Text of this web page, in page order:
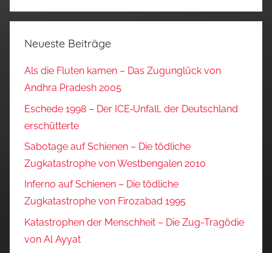
Neueste Beiträge
Als die Fluten kamen – Das Zugunglück von
Andhra Pradesh 2005
Eschede 1998 – Der ICE‑Unfall, der Deutschland
erschütterte
Sabotage auf Schienen – Die tödliche
Zugkatastrophe von Westbengalen 2010
Inferno auf Schienen – Die tödliche
Zugkatastrophe von Firozabad 1995
Katastrophen der Menschheit – Die Zug-Tragödie
von Al Ayyat